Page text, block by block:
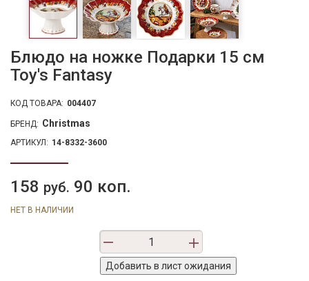
Блюдо на ножке Подарки 15 см
Toy's Fantasy
КОД ТОВАРА: 004407
БРЕНД: Christmas
АРТИКУЛ: 14-8332-3600
158 руб. 90 коп.
НЕТ В НАЛИЧИИ